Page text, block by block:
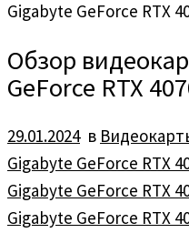
Gigabyte GeForce RTX
Обзор
GeForce RTX
29.01.2024в
Gigabyte GeForce RTX
Gigabyte GeForce RTX
Gigabyte GeForce RTX